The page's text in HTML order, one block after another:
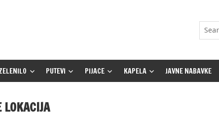
PUTEVI PIJACE KAPELA JAVNE NABAVKE
LOKACIJA